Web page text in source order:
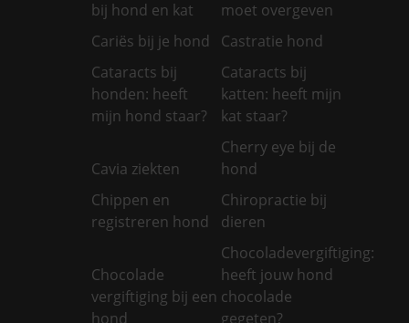
bij hond en kat
moet overgeven
Cariës bij je hond
Castratie hond
Cataracts bij
honden: heeft
mijn hond staar?
Cataracts bij
katten: heeft mijn
kat staar?
Cavia ziekten
Cherry eye bij de
hond
Chippen en
registreren hond
Chiropractie bij
dieren
Chocolade
vergiftiging bij een
hond
Chocoladevergiftiging:
heeft jouw hond
chocolade
gegeten?